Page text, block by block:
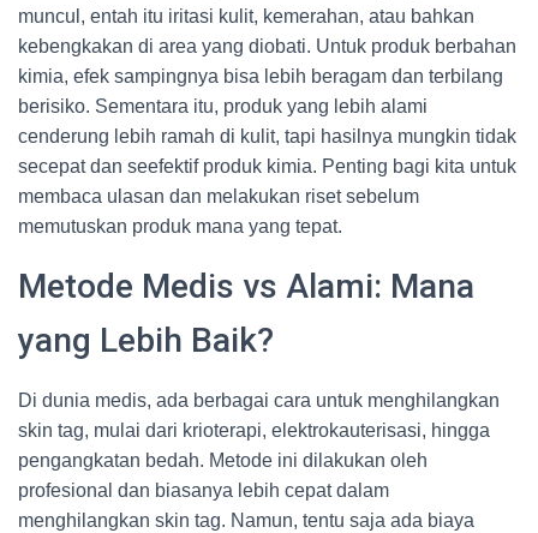
muncul, entah itu iritasi kulit, kemerahan, atau bahkan
kebengkakan di area yang diobati. Untuk produk berbahan
kimia, efek sampingnya bisa lebih beragam dan terbilang
berisiko. Sementara itu, produk yang lebih alami
cenderung lebih ramah di kulit, tapi hasilnya mungkin tidak
secepat dan seefektif produk kimia. Penting bagi kita untuk
membaca ulasan dan melakukan riset sebelum
memutuskan produk mana yang tepat.
Metode Medis vs Alami: Mana
yang Lebih Baik?
Di dunia medis, ada berbagai cara untuk menghilangkan
skin tag, mulai dari krioterapi, elektrokauterisasi, hingga
pengangkatan bedah. Metode ini dilakukan oleh
profesional dan biasanya lebih cepat dalam
menghilangkan skin tag. Namun, tentu saja ada biaya